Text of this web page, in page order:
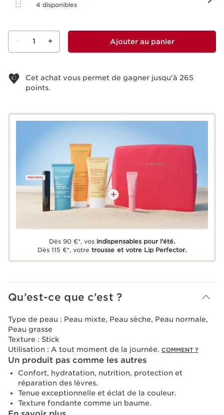
4 disponibles
- 1 + Ajouter au panier
Cet achat vous permet de gagner jusqu'à 265
points.
Dès 90 €*, vos indispensables pour l'été.
Dès 115 €*, votre trousse et votre Lip Perfector.
Qu’est-ce que c’est ?
Type de peau : Peau mixte, Peau sèche, Peau normale,
Peau grasse
Texture : Stick
Utilisation : A tout moment de la journée. COMMENT ?
Un produit pas comme les autres
Confort, hydratation, nutrition, protection et
réparation des lèvres.
Tenue exceptionnelle et éclat de la couleur.
Texture fondante comme un baume.